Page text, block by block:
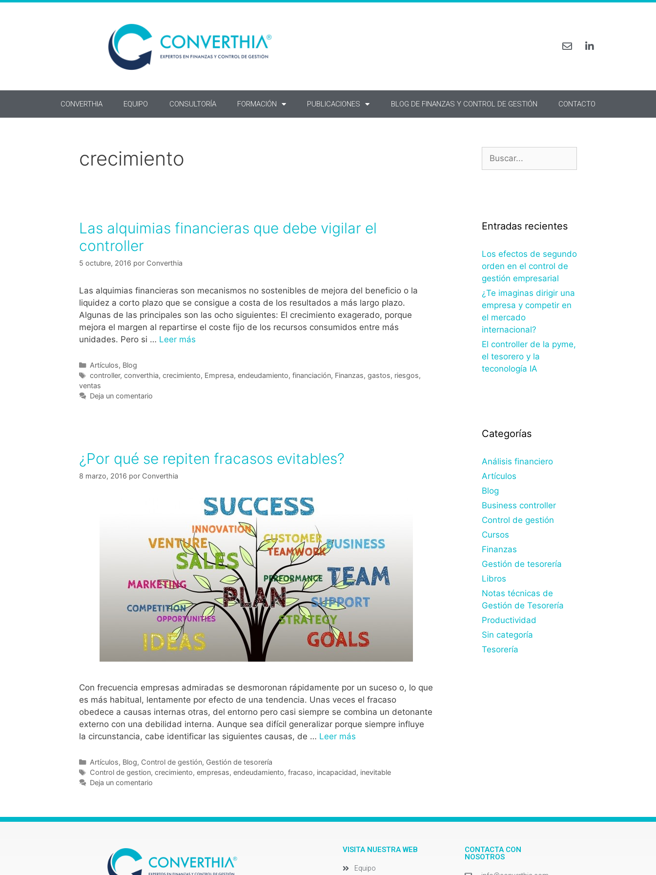
CONVERTHIA EQUIPO CONSULTORÍA FORMACIÓN PUBLICACIONES BLOG DE FINANZAS Y CONTROL DE GESTIÓN CONTACTO
crecimiento
Las alquimias financieras que debe vigilar el
controller
5 octubre, 2016 por Converthia
Las alquimias financieras son mecanismos no sostenibles de mejora del beneficio o la
liquidez a corto plazo que se consigue a costa de los resultados a más largo plazo.
Algunas de las principales son las ocho siguientes: El crecimiento exagerado, porque
mejora el margen al repartirse el coste fijo de los recursos consumidos entre más
unidades. Pero si … Leer más
Artículos, Blog
controller, converthia, crecimiento, Empresa, endeudamiento, financiación, Finanzas, gastos, riesgos,
ventas
Deja un comentario
¿Por qué se repiten fracasos evitables?
8 marzo, 2016 por Converthia
Con frecuencia empresas admiradas se desmoronan rápidamente por un suceso o, lo que
es más habitual, lentamente por efecto de una tendencia. Unas veces el fracaso
obedece a causas internas otras, del entorno pero casi siempre se combina un detonante
externo con una debilidad interna. Aunque sea difícil generalizar porque siempre influye
la circunstancia, cabe identificar las siguientes causas, de … Leer más
Artículos, Blog, Control de gestión, Gestión de tesorería
Control de gestion, crecimiento, empresas, endeudamiento, fracaso, incapacidad, inevitable
Deja un comentario
Entradas recientes
Los efectos de segundo
orden en el control de
gestión empresarial
¿Te imaginas dirigir una
empresa y competir en
el mercado
internacional?
El controller de la pyme,
el tesorero y la
teconología IA
Categorías
Análisis financiero
Artículos
Blog
Business controller
Control de gestión
Cursos
Finanzas
Gestión de tesorería
Libros
Notas técnicas de
Gestión de Tesorería
Productividad
Sin categoría
Tesorería
VISITA NUESTRA WEB
Equipo
CONTACTA CON
NOSOTROS